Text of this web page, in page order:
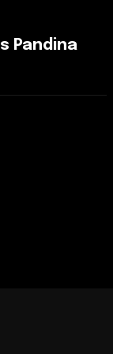
Pandina